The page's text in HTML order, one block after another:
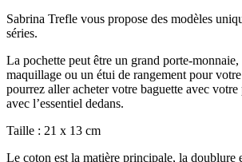
Sabrina Trefle vous propose des modèles
séries.
La pochette peut être un grand porte-monnaie,
maquillage ou un étui de rangement pour
pourrez aller acheter votre baguette avec votre
avec l’essentiel dedans.
Taille : 21 x 13 cm
Le coton est la matière principale, la doublure